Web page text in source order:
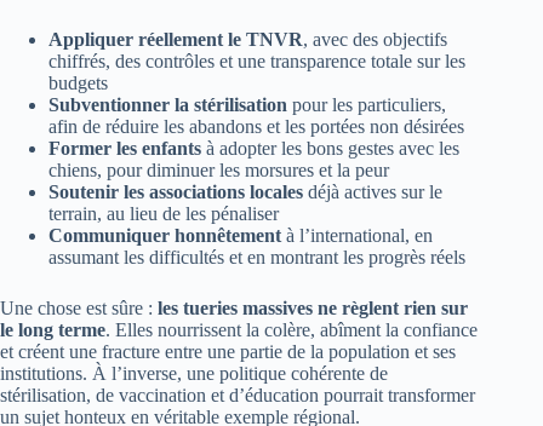
Appliquer réellement le TNVR, avec des objectifs
chiffrés, des contrôles et une transparence totale sur les
budgets
Subventionner la stérilisation pour les particuliers,
afin de réduire les abandons et les portées non désirées
Former les enfants à adopter les bons gestes avec les
chiens, pour diminuer les morsures et la peur
Soutenir les associations locales déjà actives sur le
terrain, au lieu de les pénaliser
Communiquer honnêtement à l’international, en
assumant les difficultés et en montrant les progrès réels
Une chose est sûre : les tueries massives ne règlent rien sur
le long terme. Elles nourrissent la colère, abîment la confiance
et créent une fracture entre une partie de la population et ses
institutions. À l’inverse, une politique cohérente de
stérilisation, de vaccination et d’éducation pourrait transformer
un sujet honteux en véritable exemple régional.